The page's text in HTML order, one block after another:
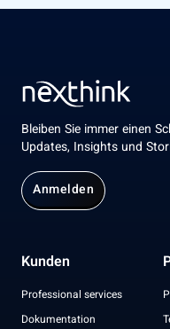
Bleiben Sie immer einen
Updates, Insights und
Anmelden
Kunden
Professional services
Dokumentation